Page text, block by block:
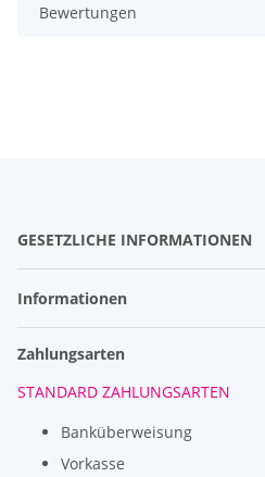
Bewertungen
GESETZLICHE INFORMATIONEN
Informationen
Zahlungsarten
STANDARD ZAHLUNGSARTEN
Banküberweisung
Vorkasse